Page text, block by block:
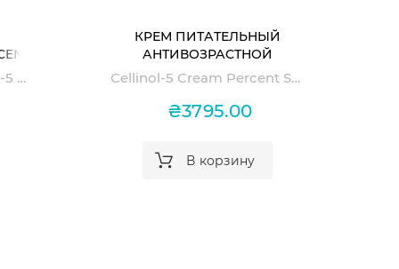
Percent Science Cellinol-5 Serum
КРЕМ ПИТАТЕЛЬНЫЙ
АНТИВОЗРАСТНОЙ
CELLINOL-5 CREAM PERCENTCellinol-5 Cream Percent Science
₴3795.00
В корзину